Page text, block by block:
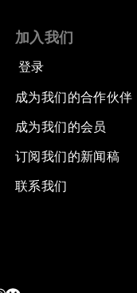
加入我们
登录
成为我们的合作伙伴
成为我们的会员
订阅我们的新闻稿
联系我们